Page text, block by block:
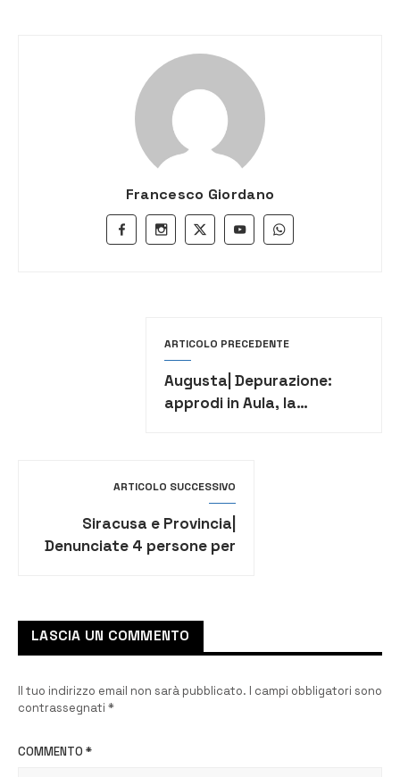
Francesco Giordano
ARTICOLO PRECEDENTE
Augusta| Depurazione:
approdi in Aula, la
ARTICOLO SUCCESSIVO
Siracusa e Provincia|
Denunciate 4 persone per
LASCIA UN COMMENTO
Il tuo indirizzo email non sarà pubblicato. I campi obbligatori sono
contrassegnati *
COMMENTO *